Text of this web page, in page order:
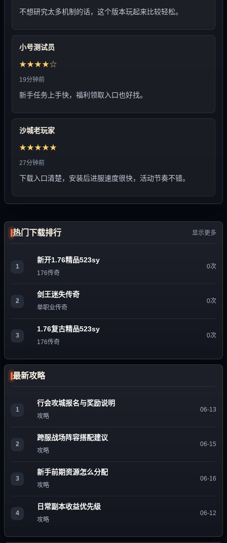
不想研究太多机制的话，这个版本玩起来比较轻松。
小号测试员
★★★★☆
19分钟前
新手任务上手快，福利领取入口也好找。
沙城老玩家
★★★★★
27分钟前
下载入口清楚，安装后进服速度很快，活动节奏不错。
热门下载排行 显示更多
1
新开1.76精品523sy
176传奇
0次
2
剑王迷失传奇
单职业传奇
0次
3
1.76复古精品523sy
176传奇
0次
最新攻略
1
行会攻城报名与奖励说明
攻略
06-13
2
跨服战场阵容搭配建议
攻略
06-15
3
新手前期资源怎么分配
攻略
06-16
4
日常副本收益优先级
攻略
06-12